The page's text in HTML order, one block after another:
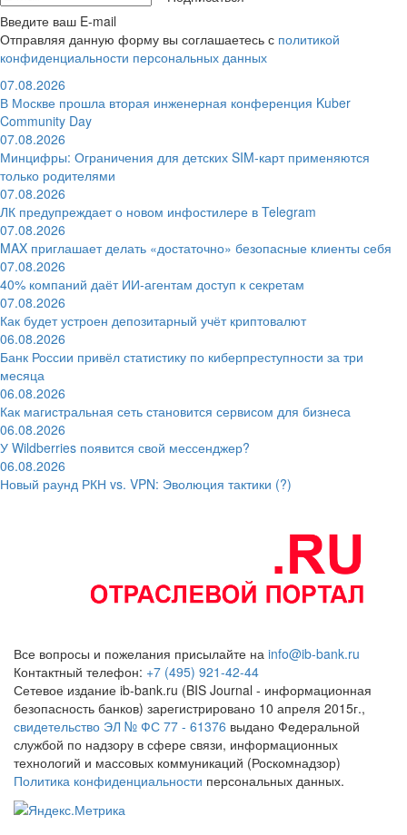
Введите ваш E-mail
Отправляя данную форму вы соглашаетесь с политикой
конфиденциальности персональных данных
07.08.2026
В Москве прошла вторая инженерная конференция Kuber
Community Day
07.08.2026
Минцифры: Ограничения для детских SIM-карт применяются
только родителями
07.08.2026
ЛК предупреждает о новом инфостилере в Telegram
07.08.2026
MAX приглашает делать «достаточно» безопасные клиенты себя
07.08.2026
40% компаний даёт ИИ‑агентам доступ к секретам
07.08.2026
Как будет устроен депозитарный учёт криптовалют
06.08.2026
Банк России привёл статистику по киберпреступности за три
месяца
06.08.2026
Как магистральная сеть становится сервисом для бизнеса
06.08.2026
У Wildberries появится свой мессенджер?
06.08.2026
Новый раунд РКН vs. VPN: Эволюция тактики (?)
Все вопросы и пожелания присылайте на info@ib-bank.ru
Контактный телефон: +7 (495) 921-42-44
Сетевое издание ib-bank.ru (BIS Journal - информационная
безопасность банков) зарегистрировано 10 апреля 2015г.,
свидетельство ЭЛ № ФС 77 - 61376 выдано Федеральной
службой по надзору в сфере связи, информационных
технологий и массовых коммуникаций (Роскомнадзор)
Политика конфиденциальности персональных данных.